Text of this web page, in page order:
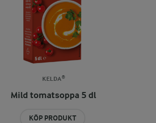
KELDA®
Mild tomatsoppa 5 dl
KÖP PRODUKT